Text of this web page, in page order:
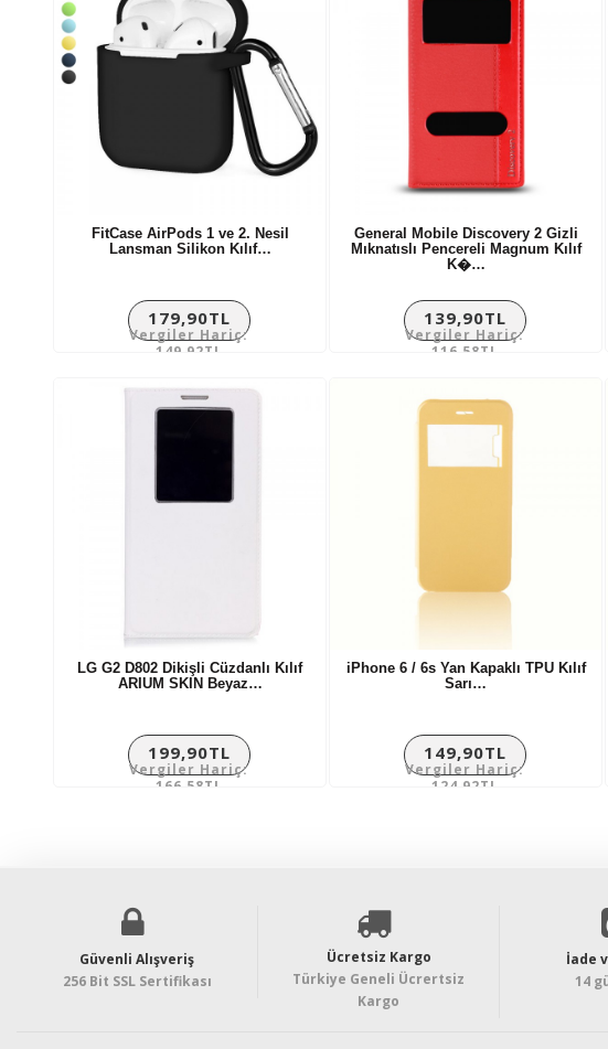
FitCase AirPods 1 ve 2. Nesil
Lansman Silikon Kılıf…
179,90TL
Vergiler Hariç:
149,92TL
General Mobile Discovery 2 Gizli
Mıknatıslı Pencereli Magnum Kılıf
K�…
139,90TL
Vergiler Hariç:
116,58TL
LG G2 D802 Dikişli Cüzdanlı Kılıf
ARIUM SKIN Beyaz…
199,90TL
Vergiler Hariç:
166,58TL
iPhone 6 / 6s Yan Kapaklı TPU Kılıf
Sarı…
149,90TL
Vergiler Hariç:
124,92TL
Güvenli Alışveriş
256 Bit SSL Sertifikası
Ücretsiz Kargo
Türkiye Geneli Ücrertsiz
Kargo
İade
14